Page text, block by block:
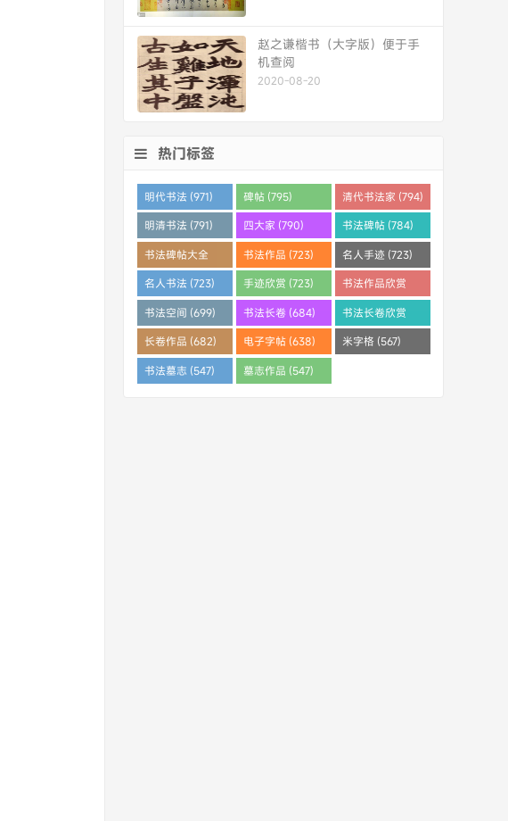
赵之谦楷书（大字版）便于手
机查阅
2020-08-20
热门标签
明代书法 (971) 碑帖 (795) 清代书法家 (794)
明清书法 (791) 四大家 (790) 书法碑帖 (784)
书法碑帖大全
(784)
书法作品 (723) 名人手迹 (723)
名人书法 (723) 手迹欣赏 (723)
书法作品欣赏
(710)
书法空间 (699) 书法长卷 (684)
书法长卷欣赏
(682)
长卷作品 (682) 电子字帖 (638) 米字格 (567)
书法墓志 (547) 墓志作品 (547)